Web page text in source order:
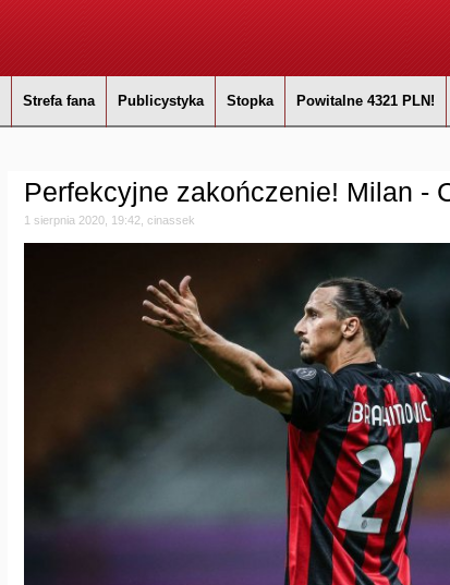
Strefa fana Publicystyka Stopka Powitalne 4321 PLN!
Perfekcyjne zakończenie! Milan -
1 sierpnia 2020, 19:42, cinassek